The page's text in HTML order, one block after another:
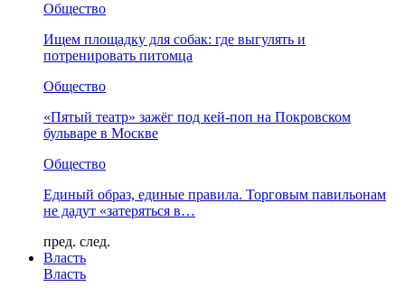
Общество
Ищем площадку для собак: где выгулять и
потренировать питомца
Общество
«Пятый театр» зажёг под кей-поп на Покровском
бульваре в Москве
Общество
Единый образ, единые правила. Торговым павильонам
не дадут «затеряться в…
пред. след.
Власть
Власть